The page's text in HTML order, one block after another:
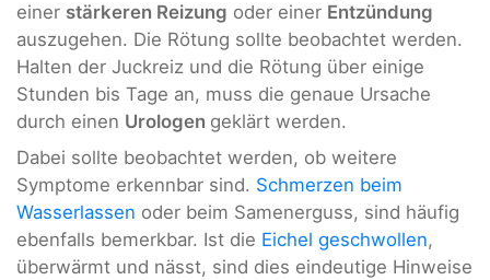
einer stärkeren Reizung oder einer Entzündung
auszugehen. Die Rötung sollte beobachtet werden.
Halten der Juckreiz und die Rötung über einige
Stunden bis Tage an, muss die genaue Ursache
durch einen Urologen geklärt werden.
Dabei sollte beobachtet werden, ob weitere
Symptome erkennbar sind. Schmerzen beim
Wasserlassen oder beim Samenerguss, sind häufig
ebenfalls bemerkbar. Ist die Eichel geschwollen,
überwärmt und nässt, sind dies eindeutige Hinweise